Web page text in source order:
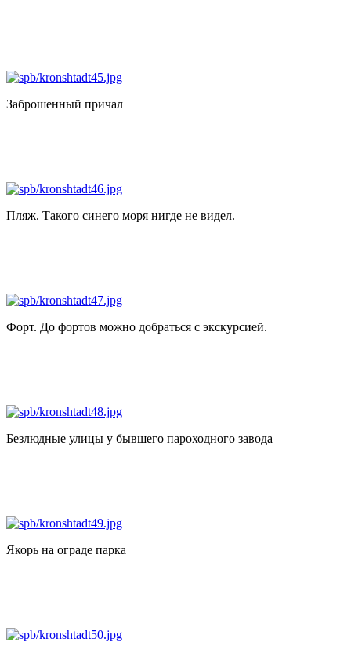
Заброшенный причал
Пляж. Такого синего моря нигде не видел.
Форт. До фортов можно добраться с экскурсией.
Безлюдные улицы у бывшего пароходного завода
Якорь на ограде парка